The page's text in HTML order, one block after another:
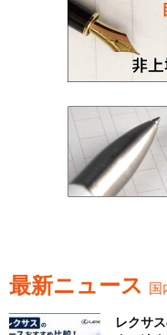
最新ニュース 国
レクサ